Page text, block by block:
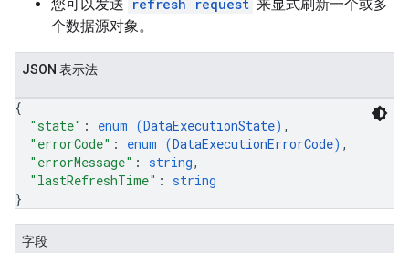
您可以发送 refresh request 来显式刷新一个或多
个数据源对象。
JSON 表示法
{
"state" : enum (DataExecutionState) ,
"errorCode" : enum (DataExecutionErrorCode) ,
"errorMessage" : string,
"lastRefreshTime" : string
}
字段